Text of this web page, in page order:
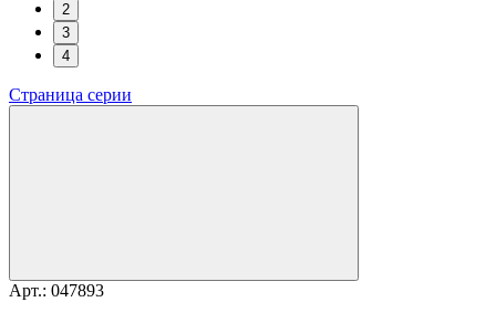
2
3
4
Страница серии
Арт.: 047893